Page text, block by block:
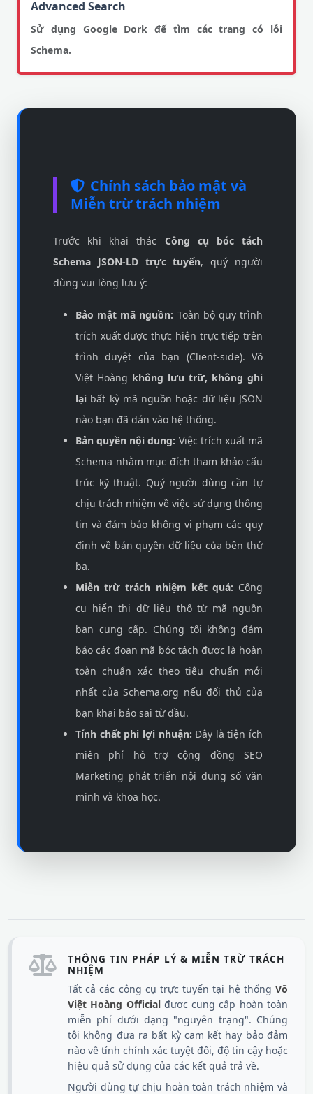
Advanced Search
Sử dụng Google Dork để tìm các trang có lỗi
Schema.
Chính sách bảo mật và
Miễn trừ trách nhiệm
Trước khi khai thác Công cụ bóc tách
Schema JSON-LD trực tuyến, quý người
dùng vui lòng lưu ý:
Bảo mật mã nguồn: Toàn bộ quy trình
trích xuất được thực hiện trực tiếp trên
trình duyệt của bạn (Client-side). Võ
Việt Hoàng không lưu trữ, không ghi
lại bất kỳ mã nguồn hoặc dữ liệu JSON
nào bạn đã dán vào hệ thống.
Bản quyền nội dung: Việc trích xuất mã
Schema nhằm mục đích tham khảo cấu
trúc kỹ thuật. Quý người dùng cần tự
chịu trách nhiệm về việc sử dụng thông
tin và đảm bảo không vi phạm các quy
định về bản quyền dữ liệu của bên thứ
ba.
Miễn trừ trách nhiệm kết quả: Công
cụ hiển thị dữ liệu thô từ mã nguồn
bạn cung cấp. Chúng tôi không đảm
bảo các đoạn mã bóc tách được là hoàn
toàn chuẩn xác theo tiêu chuẩn mới
nhất của Schema.org nếu đối thủ của
bạn khai báo sai từ đầu.
Tính chất phi lợi nhuận: Đây là tiện ích
miễn phí hỗ trợ cộng đồng SEO
Marketing phát triển nội dung số văn
minh và khoa học.
THÔNG TIN PHÁP LÝ & MIỄN TRỪ TRÁCH
NHIỆM
Tất cả các công cụ trực tuyến tại hệ thống Võ
Việt Hoàng Officialđược cung cấp hoàn toàn
miễn phí dưới dạng "nguyên trạng". Chúng
tôi không đưa ra bất kỳ cam kết hay bảo đảm
nào về tính chính xác tuyệt đối, độ tin cậy hoặc
hiệu quả sử dụng của các kết quả trả về.
Người dùng tự chịu hoàn toàn trách nhiệm và